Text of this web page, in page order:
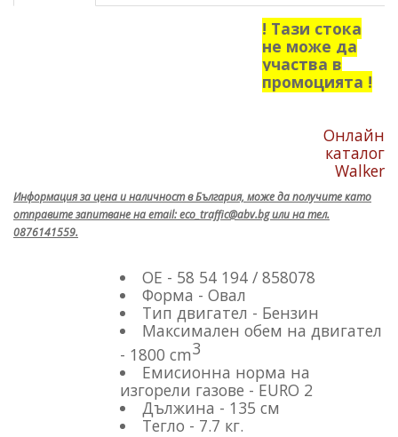
! Тази стока
не може да
участва в
промоцията !
Онлайн
каталог
Walker
Информация за цена и наличност в България, може да получите като
отправите запитване на email: eco_traffic@abv.bg или на тел.
0876141559.
OE - 58 54 194 / 858078
Форма - Овал
Тип двигател - Бензин
Максимален обем на двигател
- 1800 cm3
Емисионна норма на
изгорели газове - EURO 2
Дължина - 135 см
Тегло - 7.7 кг.